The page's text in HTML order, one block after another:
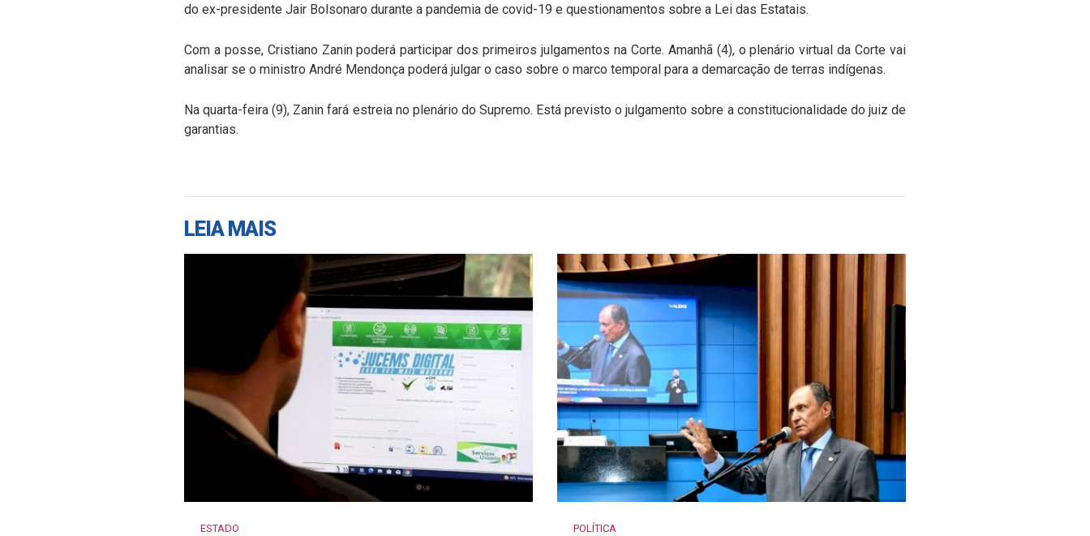
do ex-presidente Jair Bolsonaro durante a pandemia de covid-19 e questionamentos sobre a Lei das Estatais.
Com a posse, Cristiano Zanin poderá participar dos primeiros julgamentos na Corte. Amanhã (4), o plenário virtual da Corte vai
analisar se o ministro André Mendonça poderá julgar o caso sobre o marco temporal para a demarcação de terras indígenas.
Na quarta-feira (9), Zanin fará estreia no plenário do Supremo. Está previsto o julgamento sobre a constitucionalidade do juiz de
garantias.
LEIA MAIS
ESTADO POLÍTICA